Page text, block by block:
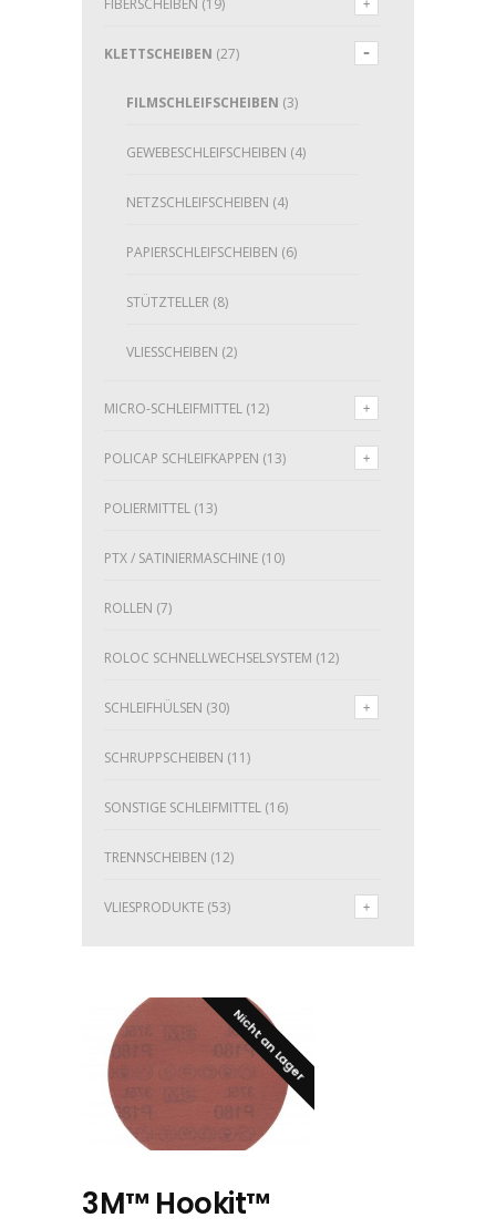
KLETTSCHEIBEN (27)
FILMSCHLEIFSCHEIBEN (3)
GEWEBESCHLEIFSCHEIBEN (4)
NETZSCHLEIFSCHEIBEN (4)
PAPIERSCHLEIFSCHEIBEN (6)
STÜTZTELLER (8)
VLIESSCHEIBEN (2)
MICRO-SCHLEIFMITTEL (12)
POLICAP SCHLEIFKAPPEN (13)
POLIERMITTEL (13)
PTX / SATINIERMASCHINE (10)
ROLLEN (7)
ROLOC SCHNELLWECHSELSYSTEM (12)
SCHLEIFHÜLSEN (30)
SCHRUPPSCHEIBEN (11)
SONSTIGE SCHLEIFMITTEL (16)
TRENNSCHEIBEN (12)
VLIESPRODUKTE (53)
Nicht an Lager
3M™ Hookit™